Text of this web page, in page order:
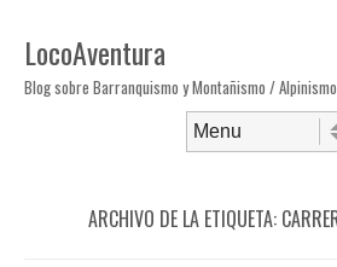
LocoAventura
Blog sobre Barranquismo y Montañismo / Alpinismo
ARCHIVO DE LA ETIQUETA: